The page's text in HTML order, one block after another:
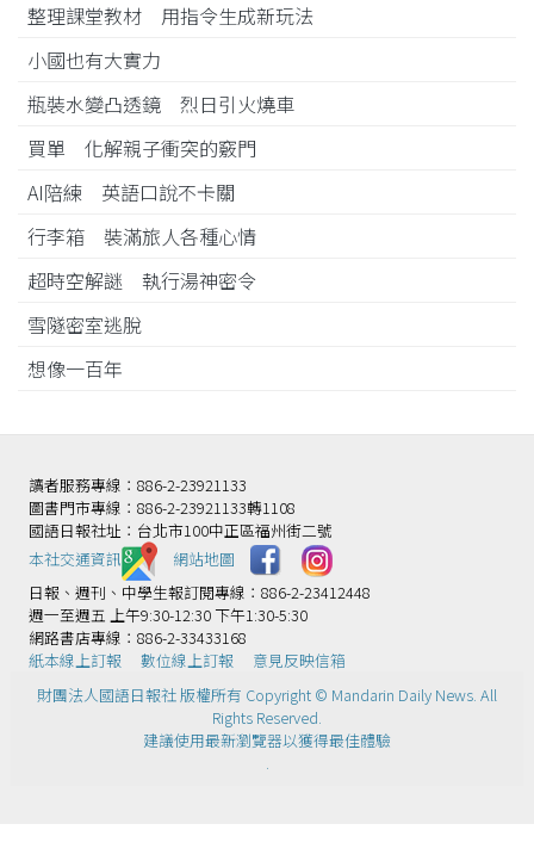
整理課堂教材 用指令生成新玩法
小國也有大實力
瓶裝水變凸透鏡 烈日引火燒車
買單 化解親子衝突的竅門
AI陪練 英語口說不卡關
行李箱 裝滿旅人各種心情
超時空解謎 執行湯神密令
雪隧密室逃脫
想像一百年
讀者服務專線：886-2-23921133
圖書門市專線：886-2-23921133轉1108
國語日報社址：台北市100中正區福州街二號
本社交通資訊️
網站地圖
日報、週刊、中學生報訂閱專線：886-2-23412448
週一至週五 上午9:30-12:30 下午1:30-5:30
網路書店專線：886-2-33433168
紙本線上訂報
數位線上訂報
意見反映信箱
財團法人國語日報社 版權所有 Copyright © Mandarin Daily News. All
Rights Reserved.
建議使用最新瀏覽器以獲得最佳體驗
.